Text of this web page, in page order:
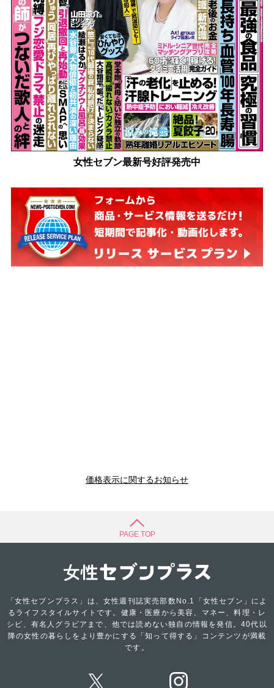
女性セブン最新号好評発売中
価格表示に関するお知らせ
PAGE TOP
「女性セブンプラス」は、女性週刊誌実売部数No.1「女性セブン」によ
るライフスタイルサイトです。健康・医療から美容、マネー、料理・レ
シピ、有名人グラビアまで、他では読めない独自の情報を発信。40代以
降の女性の暮らしをより豊かにする「知って得する」コンテンツが満載
です。